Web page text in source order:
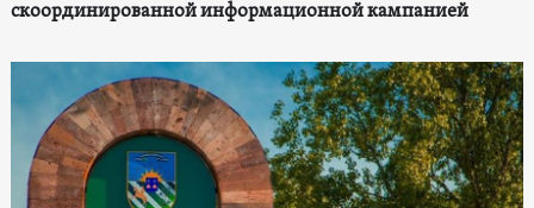
скоординированной информационной кампанией